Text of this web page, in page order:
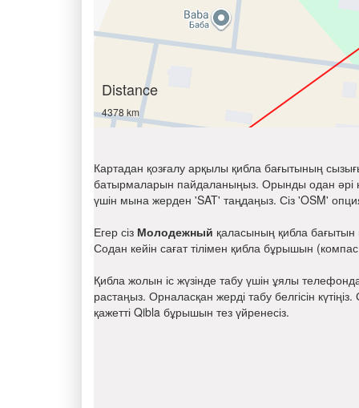
Distance
4378 km
Картадан қозғалу арқылы қибла бағытының
батырмаларын пайдаланыңыз. Орынды одан әрі
үшін мына жерден 'SAT' таңдаңыз. Сіз 'OSM'
Егер сіз Молодежный қаласының қибла
Содан кейін сағат тілімен қибла бұрышын
Қибла жолын іс жүзінде табу үшін ұялы
растаңыз. Орналасқан жерді табу белгісін
қажетті Qibla бұрышын тез үйренесіз.